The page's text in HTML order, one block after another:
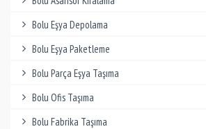
Bolu Eşya Depolama
Bolu Eşya Paketleme
Bolu Parça Eşya Taşıma
Bolu Ofis Taşıma
Bolu Fabrika Taşıma